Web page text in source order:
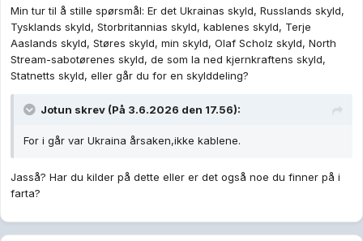
Min tur til å stille spørsmål: Er det Ukrainas skyld, Russlands skyld,
Tysklands skyld, Storbritannias skyld, kablenes skyld, Terje
Aaslands skyld, Støres skyld, min skyld, Olaf Scholz skyld, North
Stream-sabotørenes skyld, de som la ned kjernkraftens skyld,
Statnetts skyld, eller går du for en skylddeling?
Jotun skrev (På 3.6.2026 den 17.56):
For i går var Ukraina årsaken,ikke kablene.
Jasså? Har du kilder på dette eller er det også noe du finner på i
farta?